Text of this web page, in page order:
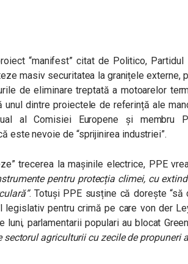
“manifest” citat de Politico, Partidul
masiv securitatea la granițele externe,
de eliminare treptată a motoarelor
unul dintre proiectele de referință ale
al Comisiei Europene și membru
este nevoie de “sprijinirea industriei”.
trecerea la mașinile electrice, PPE
pentru protecția climei, cu
. Totuși PPE susține că dorește “să
legislativ pentru crimă pe care von der
luni, parlamentarii populari au blocat
sectorul agriculturii cu zecile de propuneri